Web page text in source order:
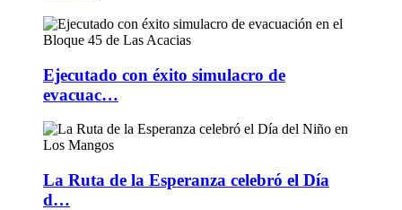
Ejecutado con éxito simulacro de
evacuac…
La Ruta de la Esperanza celebró el Día
d…